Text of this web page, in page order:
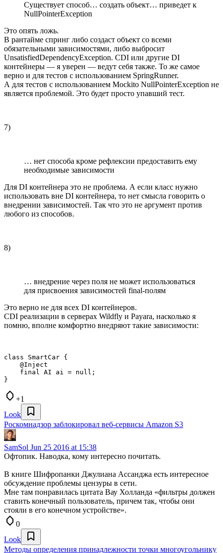
Существует способ… создать объект… приведет к
NullPointerException
Это опять ложь.
В рантайме спринг либо создаст объект со всеми
обязательными зависимостями, либо выбросит
UnsatisfiedDependencyException. CDI или другие DI
контейнеры — я уверен — ведут себя также. То же самое
верно и для тестов с использованием SpringRunner.
А для тестов с использованием Mockito NullPointerException не
является проблемой. Это будет просто упавший тест.
7)
… нет способа кроме рефлексии предоставить ему
необходимые зависимости
Для DI контейнера это не проблема. А если класс нужно
использовать вне DI контейнера, то нет смысла говорить о
внедрении зависимостей. Так что это не аргумент против
любого из способов.
8)
… внедрение через поля не может использоваться
для присвоения зависимостей final-полям
Это верно не для всех DI контейнеров.
CDI реализации в серверах Wildfly и Payara, насколько я
помню, вполне комфортно внедряют такие зависимости:
class SmartCar {
    @Inject
    final AI ai = null;
}
+1
Look
Роскомнадзор заблокировал веб-сервисы Amazon S3
SamSol Jun 25 2016 at 15:38
Офтопик. Наводка, кому интересно почитать.
В книге Шифропанки Джулиана Ассанджа есть интересное
обсуждение проблемы цензуры в сети.
Мне там понравилась цитата Вау Холланда «фильтры должен
ставить конечный пользователь, причем так, чтобы они
стояли в его конечном устройстве».
0
Look
Методы определения принадлежности точки многоугольнику